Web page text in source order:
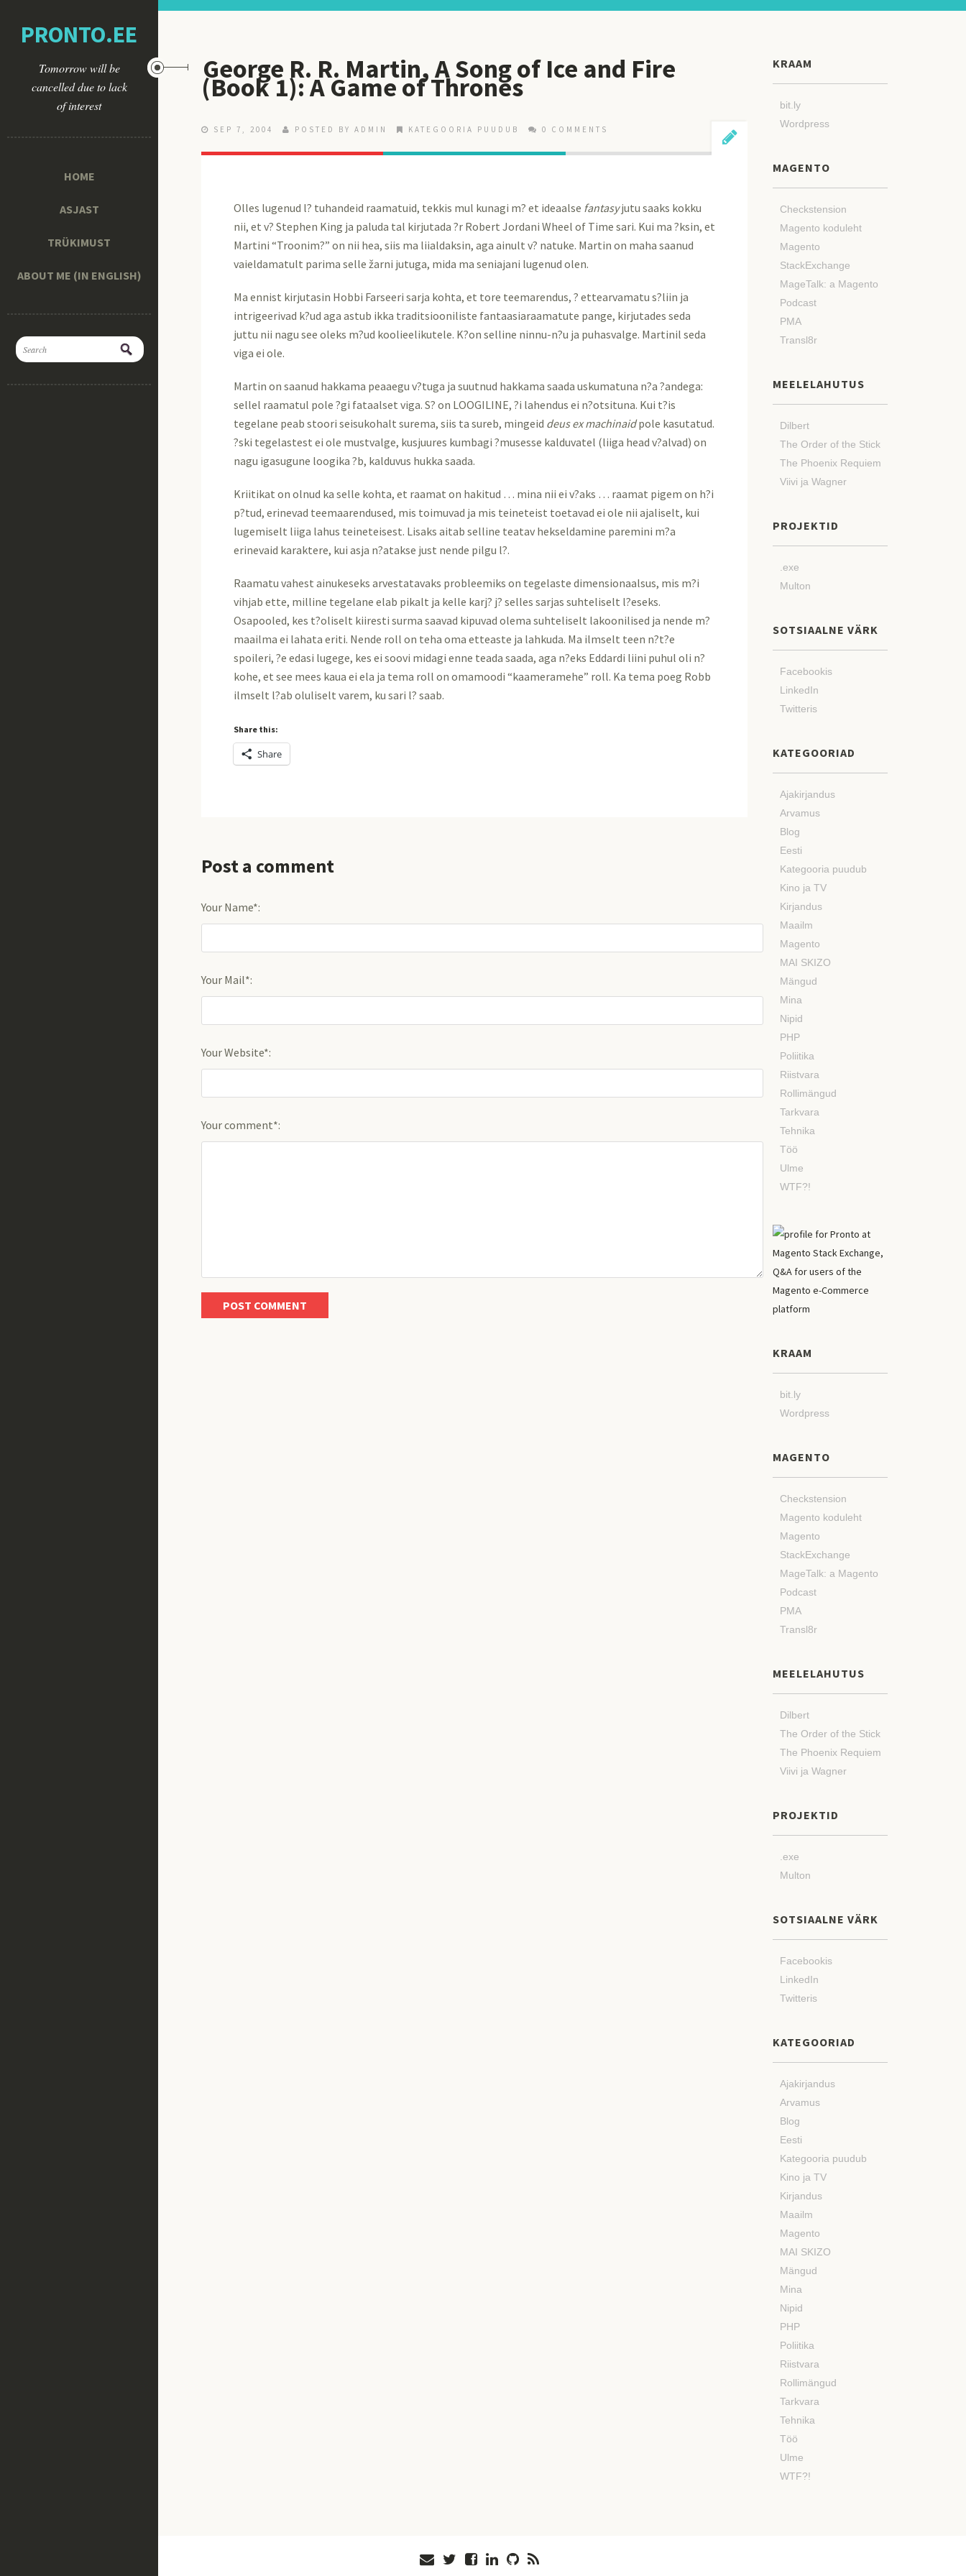
PRONTO.EE
Tomorrow will be
cancelled due to lack
of interest
HOME
ASJAST
TRÜKIMUST
ABOUT ME (IN ENGLISH)
George R. R. Martin, A Song of Ice and Fire
(Book 1): A Game of Thrones
SEP 7, 2004 POSTED BY ADMIN KATEGOORIA PUUDUB 0 COMMENTS
Olles lugenud l? tuhandeid raamatuid, tekkis mul kunagi m? et ideaalse fantasyjutu saaks kokku
nii, et v? Stephen King ja paluda tal kirjutada ?r Robert Jordani Wheel of Time sari. Kui ma ?ksin, et
Martini “Troonim?” on nii hea, siis ma liialdaksin, aga ainult v? natuke. Martin on maha saanud
vaieldamatult parima selle žarni jutuga, mida ma seniajani lugenud olen.
Ma ennist kirjutasin Hobbi Farseeri sarja kohta, et tore teemarendus, ? ettearvamatu s?liin ja
intrigeerivad k?ud aga astub ikka traditsiooniliste fantaasiaraamatute pange, kirjutades seda
juttu nii nagu see oleks m?ud koolieelikutele. K?on selline ninnu-n?u ja puhasvalge. Martinil seda
viga ei ole.
Martin on saanud hakkama peaaegu v?tuga ja suutnud hakkama saada uskumatuna n?a ?andega:
sellel raamatul pole ?gi fataalset viga. S? on LOOGILINE, ?i lahendus ei n?otsituna. Kui t?is
tegelane peab stoori seisukohalt surema, siis ta sureb, mingeid deus ex machinaidpole kasutatud.
?ski tegelastest ei ole mustvalge, kusjuures kumbagi ?musesse kalduvatel (liiga head v?alvad) on
nagu igasugune loogika ?b, kalduvus hukka saada.
Kriitikat on olnud ka selle kohta, et raamat on hakitud … mina nii ei v?aks … raamat pigem on h?i
p?tud, erinevad teemaarendused, mis toimuvad ja mis teineteist toetavad ei ole nii ajaliselt, kui
lugemiselt liiga lahus teineteisest. Lisaks aitab selline teatav hekseldamine paremini m?a
erinevaid karaktere, kui asja n?atakse just nende pilgu l?.
Raamatu vahest ainukeseks arvestatavaks probleemiks on tegelaste dimensionaalsus, mis m?i
vihjab ette, milline tegelane elab pikalt ja kelle karj? j? selles sarjas suhteliselt l?eseks.
Osapooled, kes t?oliselt kiiresti surma saavad kipuvad olema suhteliselt lakoonilised ja nende m?
maailma ei lahata eriti. Nende roll on teha oma etteaste ja lahkuda. Ma ilmselt teen n?t?e
spoileri, ?e edasi lugege, kes ei soovi midagi enne teada saada, aga n?eks Eddardi liini puhul oli n?
kohe, et see mees kaua ei ela ja tema roll on omamoodi “kaameramehe” roll. Ka tema poeg Robb
ilmselt l?ab oluliselt varem, ku sari l? saab.
Share this:
Share
Post a comment
Your Name*:
Your Mail*:
Your Website*:
Your comment*:
KRAAM
bit.ly
Wordpress
MAGENTO
Checkstension
Magento koduleht
Magento
StackExchange
MageTalk: a Magento
Podcast
PMA
Transl8r
MEELELAHUTUS
Dilbert
The Order of the Stick
The Phoenix Requiem
Viivi ja Wagner
PROJEKTID
.exe
Multon
SOTSIAALNE VÄRK
Facebookis
LinkedIn
Twitteris
KATEGOORIAD
Ajakirjandus
Arvamus
Blog
Eesti
Kategooria puudub
Kino ja TV
Kirjandus
Maailm
Magento
MAI SKIZO
Mängud
Mina
Nipid
PHP
Poliitika
Riistvara
Rollimängud
Tarkvara
Tehnika
Töö
Ulme
WTF?!
KRAAM
bit.ly
Wordpress
MAGENTO
Checkstension
Magento koduleht
Magento
StackExchange
MageTalk: a Magento
Podcast
PMA
Transl8r
MEELELAHUTUS
Dilbert
The Order of the Stick
The Phoenix Requiem
Viivi ja Wagner
PROJEKTID
.exe
Multon
SOTSIAALNE VÄRK
Facebookis
LinkedIn
Twitteris
KATEGOORIAD
Ajakirjandus
Arvamus
Blog
Eesti
Kategooria puudub
Kino ja TV
Kirjandus
Maailm
Magento
MAI SKIZO
Mängud
Mina
Nipid
PHP
Poliitika
Riistvara
Rollimängud
Tarkvara
Tehnika
Töö
Ulme
WTF?!